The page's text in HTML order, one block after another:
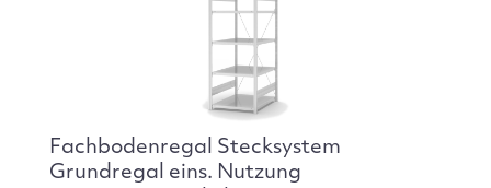
Fachbodenregal Stecksystem
Grundregal eins. Nutzung